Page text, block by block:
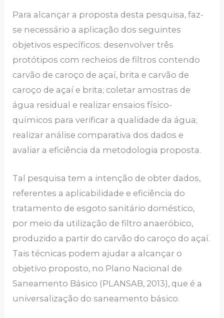
Para alcançar a proposta desta pesquisa, faz-
se necessário a aplicação dos seguintes
objetivos específicos: desenvolver três
protótipos com recheios de filtros contendo
carvão de caroço de açaí, brita e carvão de
caroço de açaí e brita; coletar amostras de
água residual e realizar ensaios físico-
químicos para verificar a qualidade da água;
realizar análise comparativa dos dados e
avaliar a eficiência da metodologia proposta.
Tal pesquisa tem a intenção de obter dados,
referentes a aplicabilidade e eficiência do
tratamento de esgoto sanitário doméstico,
por meio da utilização de filtro anaeróbico,
produzido a partir do carvão do caroço do açaí.
Tais técnicas podem ajudar a alcançar o
objetivo proposto, no Plano Nacional de
Saneamento Básico (PLANSAB, 2013), que é a
universalização do saneamento básico.